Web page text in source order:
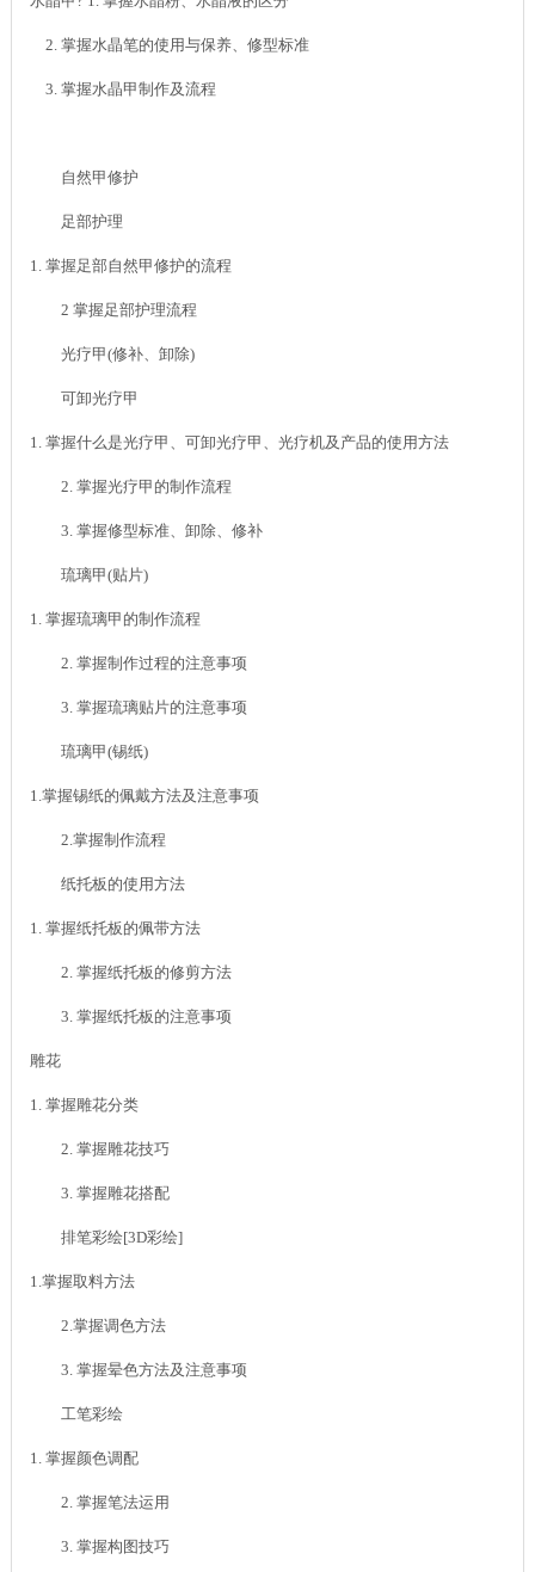
2. 掌握水晶笔的使用与保养、修型标准
3. 掌握水晶甲制作及流程
自然甲修护
足部护理
1. 掌握足部自然甲修护的流程
2 掌握足部护理流程
光疗甲(修补、卸除)
可卸光疗甲
1. 掌握什么是光疗甲、可卸光疗甲、光疗机及产品的使用方法
2. 掌握光疗甲的制作流程
3. 掌握修型标准、卸除、修补
琉璃甲(贴片)
1. 掌握琉璃甲的制作流程
2. 掌握制作过程的注意事项
3. 掌握琉璃贴片的注意事项
琉璃甲(锡纸)
1.掌握锡纸的佩戴方法及注意事项
2.掌握制作流程
纸托板的使用方法
1. 掌握纸托板的佩带方法
2. 掌握纸托板的修剪方法
3. 掌握纸托板的注意事项
雕花
1. 掌握雕花分类
2. 掌握雕花技巧
3. 掌握雕花搭配
排笔彩绘[3D彩绘]
1.掌握取料方法
2.掌握调色方法
3. 掌握晕色方法及注意事项
工笔彩绘
1. 掌握颜色调配
2. 掌握笔法运用
3. 掌握构图技巧